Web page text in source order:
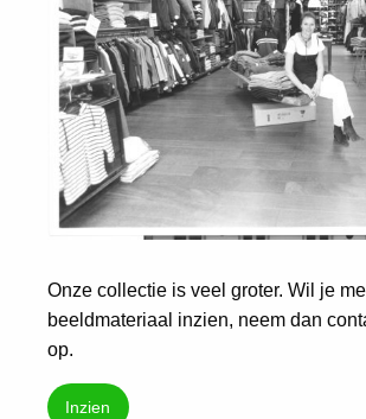
Onze collectie is veel groter. Wil je
beeldmateriaal inzien, neem dan
op.
Inzien